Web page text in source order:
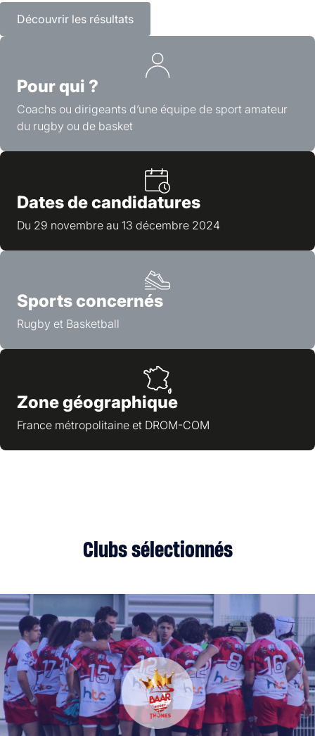
Découvrir les résultats
Pour qui ?
Coachs ou dirigeants d’une équipe de sport amateur
du rugby ou de basket
Dates de candidatures
Du 29 novembre au 13 décembre 2024
Sports concernés
Rugby et Basketball
Zone géographique
France métropolitaine et DROM-COM
Clubs sélectionnés